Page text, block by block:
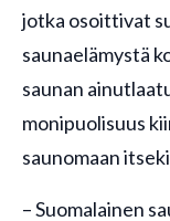
jotka osoittivat
saunaelämystä
saunan
monipuolisuus
saunomaan
– Suomalainen